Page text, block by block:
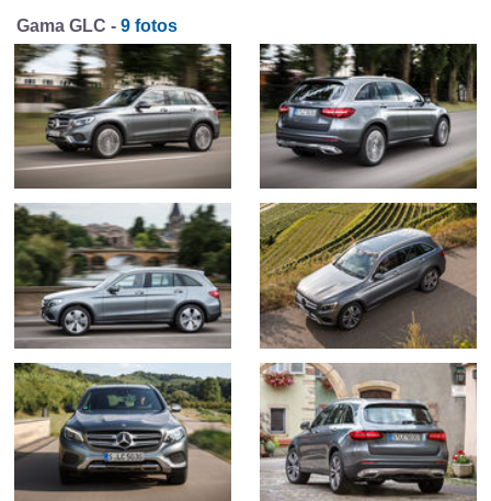
Gama GLC - 9 fotos